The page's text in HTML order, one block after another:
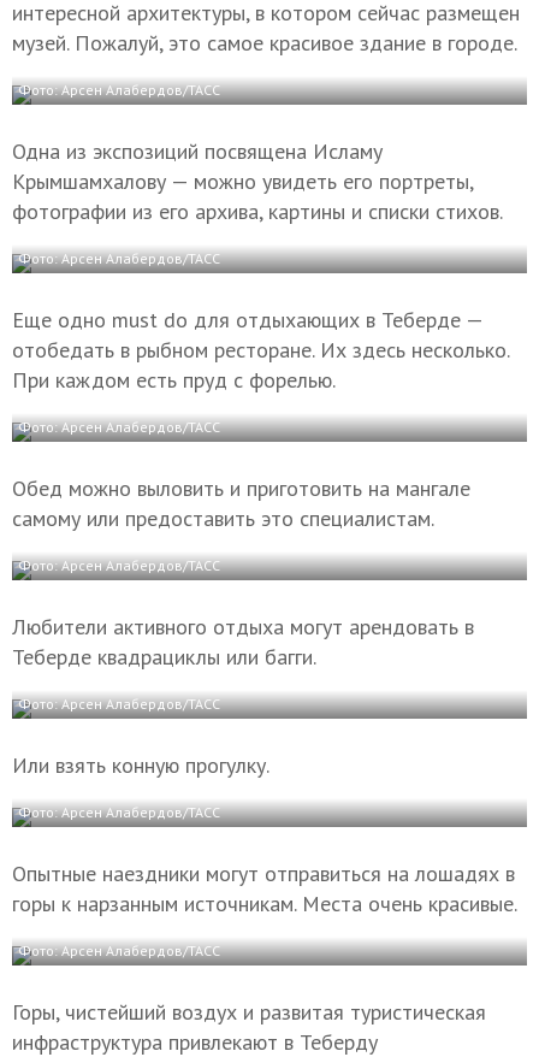
интересной архитектуры, в котором сейчас размещен
музей. Пожалуй, это самое красивое здание в городе.
Фото: Арсен Алабердов/ТАСС
Одна из экспозиций посвящена Исламу
Крымшамхалову — можно увидеть его портреты,
фотографии из его архива, картины и списки стихов.
Фото: Арсен Алабердов/ТАСС
Еще одно must do для отдыхающих в Теберде —
отобедать в рыбном ресторане. Их здесь несколько.
При каждом есть пруд с форелью.
Фото: Арсен Алабердов/ТАСС
Обед можно выловить и приготовить на мангале
самому или предоставить это специалистам.
Фото: Арсен Алабердов/ТАСС
Любители активного отдыха могут арендовать в
Теберде квадрациклы или багги.
Фото: Арсен Алабердов/ТАСС
Или взять конную прогулку.
Фото: Арсен Алабердов/ТАСС
Опытные наездники могут отправиться на лошадях в
горы к нарзанным источникам. Места очень красивые.
Фото: Арсен Алабердов/ТАСС
Горы, чистейший воздух и развитая туристическая
инфраструктура привлекают в Теберду